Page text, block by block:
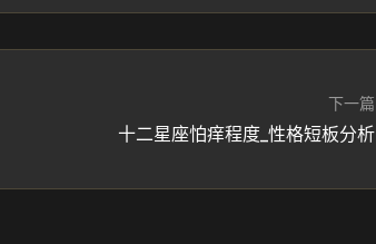
下一篇
十二星座怕痒程度_性格短板分析